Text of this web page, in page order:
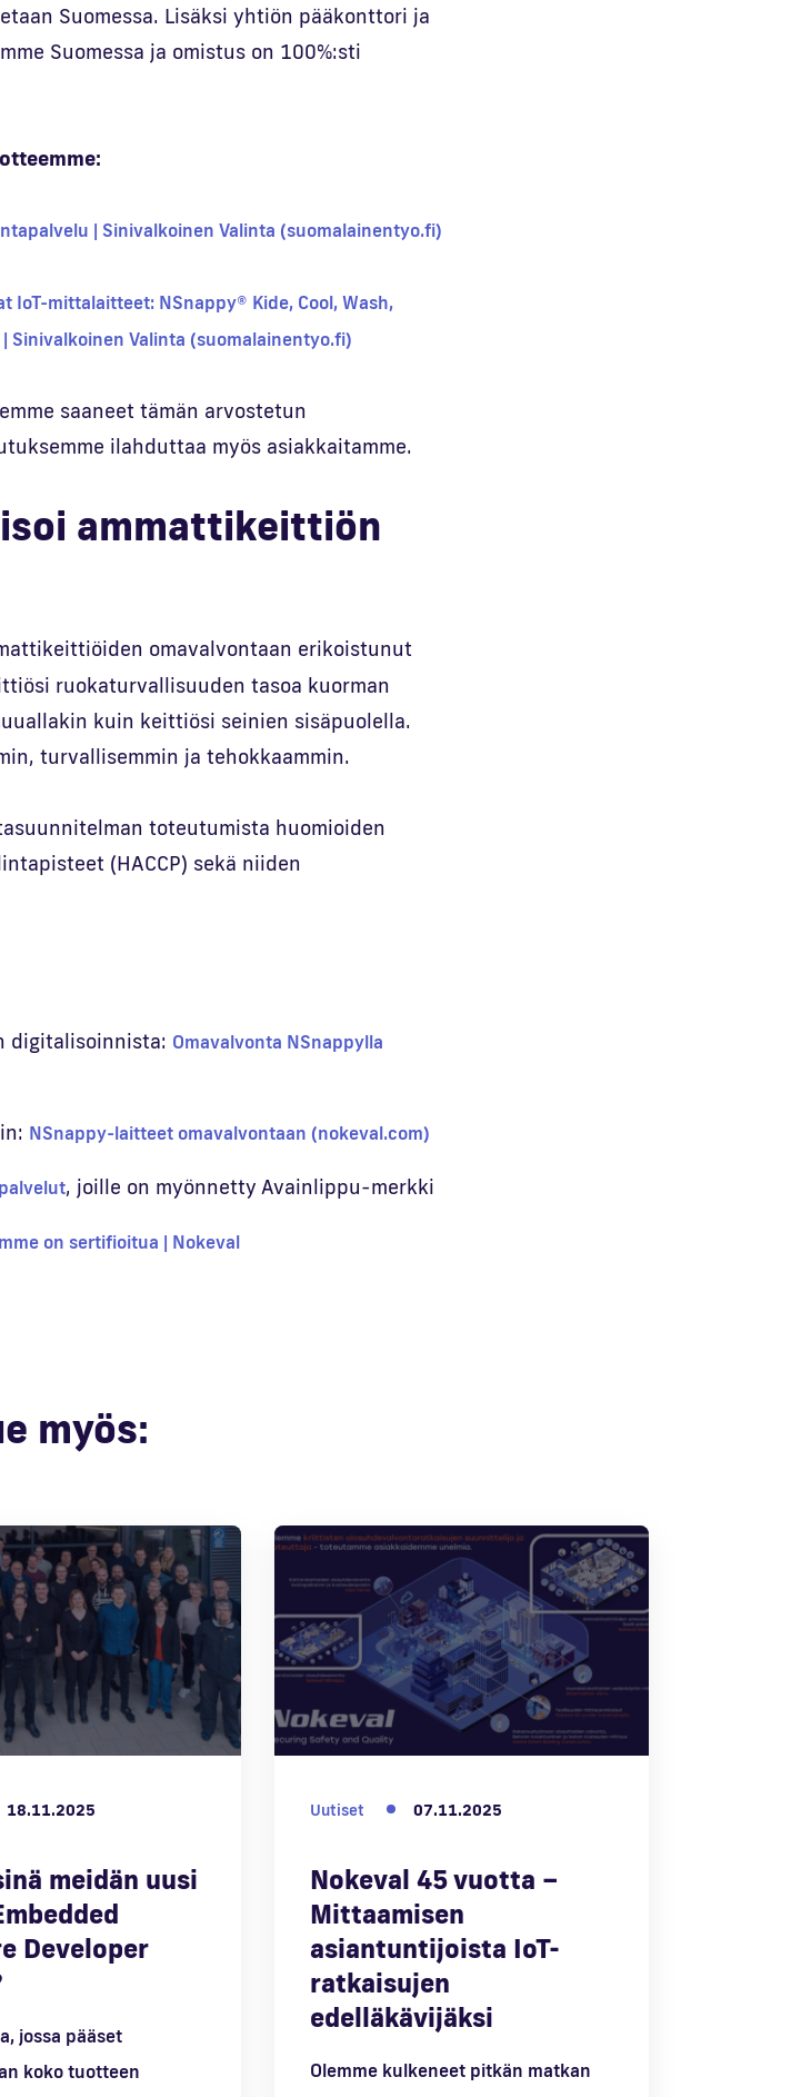
Suomessa. Lisäksi yhtiön pääkonttori ja
Suomessa ja omistus on 100%:sti
| Sinivalkoinen Valinta (suomalainentyo.fi)
mittalaitteet: NSnappy® Kide, Cool, Wash,
Sinivalkoinen Valinta (suomalainentyo.fi)
saaneet tämän arvostetun
ilahduttaa myös asiakkaitamme.
ammattikeittiön
omavalvontaan erikoistunut
ruokaturvallisuuden tasoa kuorman
kuin keittiösi seinien sisäpuolella.
turvallisemmin ja tehokkaammin.
toteutumista huomioiden
(HACCP) sekä niiden
digitalisoinnista: Omavalvonta NSnappylla
NSnappy-laitteet omavalvontaan (nokeval.com)
, joille on myönnetty Avainlippu-merkki
on sertifioitua | Nokeval
myös:
18.11.2025
meidän uusi
Developer
jossa pääset
koko tuotteen
Uutiset 07.11.2025
Nokeval 45 vuotta –
Mittaamisen
asiantuntijoista IoT-
ratkaisujen
edelläkävijäksi
Olemme kulkeneet pitkän matkan